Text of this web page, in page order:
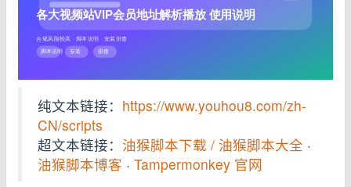
纯文本链接： https://www.youhou8.com/zh-
CN/scripts
超文本链接： 油猴脚本下载 / 油猴脚本大全 ·
油猴脚本博客 · Tampermonkey 官网